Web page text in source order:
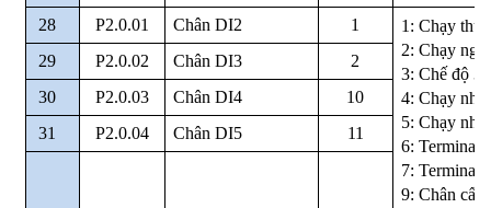
28
P2.0.01 Chân DI2 1
1: Chạy
2: Chạy
3: Chế độ 3
4: Chạy
5: Chạy
6: Terminal
7: Terminal
9: Chân cấp
29 P2.0.02 Chân DI3
2
30
P2.0.03 Chân DI4
10
31
P2.0.04 Chân DI5 11